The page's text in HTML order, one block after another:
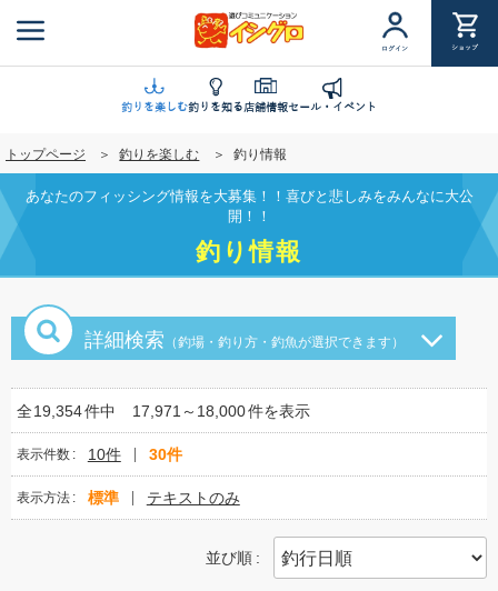
ン
に
移
動
ログイン ショップ
釣りを楽しむ釣りを知る店舗情報セール・イベント
トップページ 釣りを楽しむ 釣り情報
あなたのフィッシング情報を大募集！！喜びと悲しみをみんなに大公
開！！
釣り情報
詳細検索 （釣場・釣り方・釣魚が選択できます）
全19,354件中 17,971～18,000件を表示
表示件数 10件 30件
表示方法 標準 テキストのみ
並び順